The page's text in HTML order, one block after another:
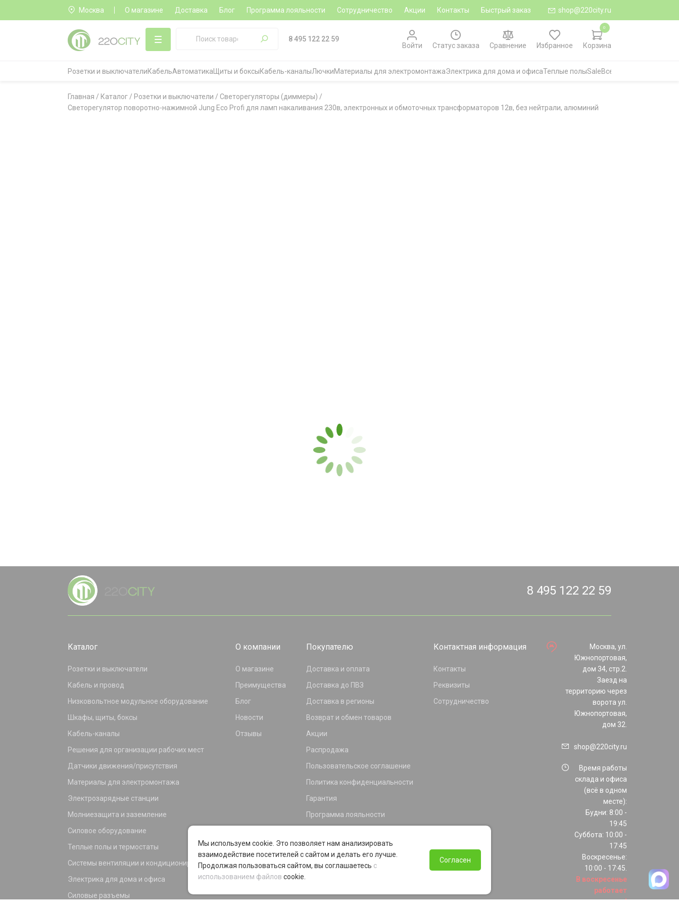
Москва О магазине Доставка Блог Программа лояльности Сотрудничество Акции Контакты Быстрый заказ shop@220city.ru
8 495 122 22 59
Войти
Статус заказа Сравнение Избранное Корзина
0
Розетки и выключателиКабельАвтоматика Щиты и боксыКабель-каналыЛючкиМатериалы для электромонтажаЭлектрика для дома и офисаТеплые полыSaleВсе категории
Главная / Каталог / Розетки и выключатели / Светорегуляторы (диммеры) /
Светорегулятор поворотно-нажимной Jung Eco Profi для ламп накаливания 230в, электронных и обмоточных трансформаторов 12в, без нейтрали, алюминий
8 495 122 22 59
Каталог
Розетки и выключатели
Кабель и провод
Низковольтное модульное оборудование
Шкафы, щиты, боксы
Кабель-каналы
Решения для организации рабочих мест
Датчики движения/присутствия
Материалы для электромонтажа
Электрозарядные станции
Молниезащита и заземление
Силовое оборудование
Теплые полы и термостаты
Системы вентиляции и кондиционирования
Электрика для дома и офиса
Силовые разъемы
О компании
О магазине
Преимущества
Блог
Новости
Отзывы
Покупателю
Доставка и оплата
Доставка до ПВЗ
Доставка в регионы
Возврат и обмен товаров
Акции
Распродажа
Пользовательское соглашение
Политика конфиденциальности
Гарантия
Программа лояльности
Контактная информация
Контакты
Реквизиты
Сотрудничество
Москва, ул.
Южнопортовая,
дом 34, стр.2.
Заезд на
территорию через
ворота ул.
Южнопортовая,
дом 32.
shop@220city.ru
Время работы
склада и офиса
(всё в одном
месте):
Будни: 8:00 -
19:45
Суббота: 10:00 -
17:45
Воскресенье:
10:00 - 17:45.
В воскресенье
работает
только шоурум!
Мы используем cookie. Это позволяет нам анализировать
взаимодействие посетителей с сайтом и делать его лучше.
Продолжая пользоваться сайтом, вы соглашаетесь с
использованием файлов cookie.
Согласен